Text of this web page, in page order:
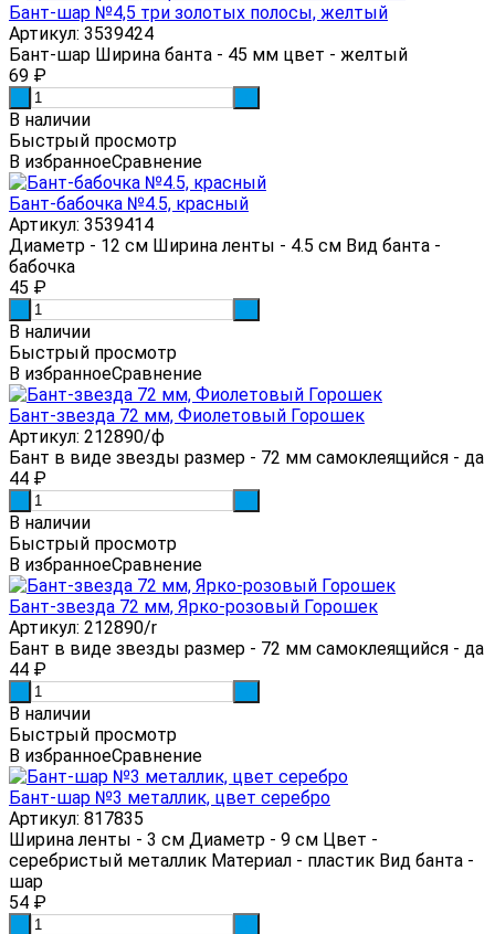
Бант-шар №4,5 три золотых полосы, желтый
Артикул: 3539424
Бант-шар Ширина банта - 45 мм цвет - желтый
69 ₽
В наличии
Быстрый просмотр
В избранноеСравнение
Бант-бабочка №4.5, красный
Артикул: 3539414
Диаметр - 12 см Ширина ленты - 4.5 см Вид банта -
бабочка
45 ₽
В наличии
Быстрый просмотр
В избранноеСравнение
Бант-звезда 72 мм, Фиолетовый Горошек
Артикул: 212890/ф
Бант в виде звезды размер - 72 мм самоклеящийся - да
44 ₽
В наличии
Быстрый просмотр
В избранноеСравнение
Бант-звезда 72 мм, Ярко-розовый Горошек
Артикул: 212890/r
Бант в виде звезды размер - 72 мм самоклеящийся - да
44 ₽
В наличии
Быстрый просмотр
В избранноеСравнение
Бант-шар №3 металлик, цвет серебро
Артикул: 817835
Ширина ленты - 3 см Диаметр - 9 см Цвет -
серебристый металлик Материал - пластик Вид банта -
шар
54 ₽